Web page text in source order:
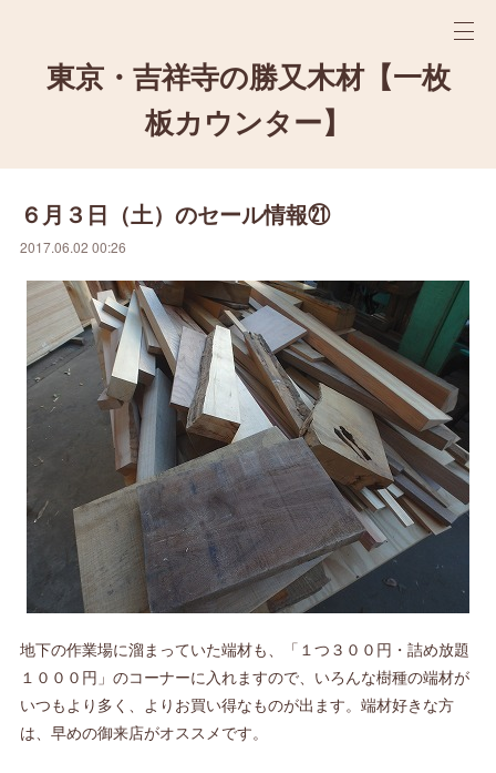
東京・吉祥寺の勝又木材【一枚
板カウンター】
６月３日（土）のセール情報㉑
2017.06.02 00:26
地下の作業場に溜まっていた端材も、「１つ３００円・詰め放題
１０００円」のコーナーに入れますので、いろんな樹種の端材が
いつもより多く、よりお買い得なものが出ます。端材好きな方
は、早めの御来店がオススメです。